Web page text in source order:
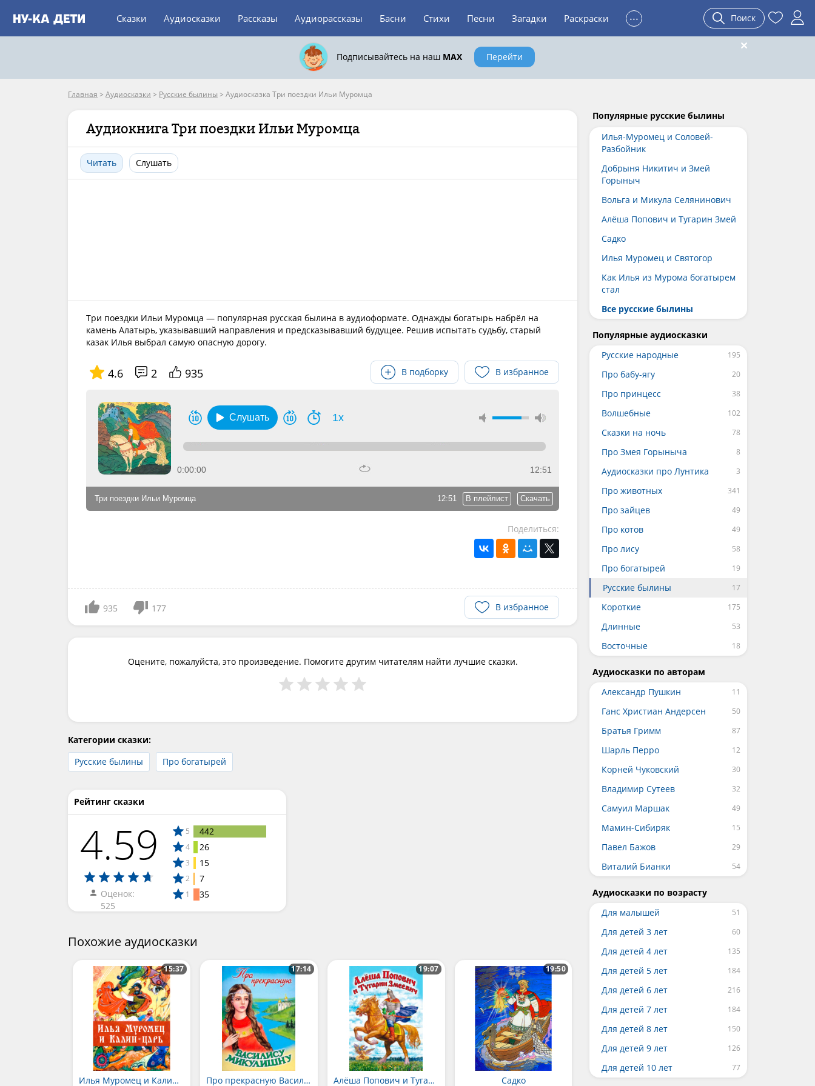
Сказки Аудиосказки Рассказы Аудиорассказы Басни Стихи Песни Загадки Раскраски ... Поиск
Подписывайтесь на наш MAX Перейти
Главная > Аудиосказки > Русские былины > Аудиосказка Три поездки Ильи Муромца
Аудиокнига Три поездки Ильи Муромца
Читать Слушать
Три поездки Ильи Муромца — популярная русская былина в аудиоформате. Однажды богатырь набрёл на
камень Алатырь, указывавший направления и предсказывавший будущее. Решив испытать судьбу, старый
казак Илья выбрал самую опасную дорогу.
4.6 2 935 В подборку В избранное
Слушать 1x
0:00:00 12:51
12:51 В плейлист Скачать
Три поездки Ильи Муромца
Поделиться:
935 177 В избранное
Оцените, пожалуйста, это произведение. Помогите другим читателям найти лучшие сказки.
Категории сказки:
Русские былины
Про богатырей
Рейтинг сказки
4.59
Оценок:
525
5 442
4 26
3 15
2 7
1 35
Похожие аудиосказки
Илья Муромец и Калин-царь
15:37
Про прекрасную Василису Микулишну
17:14
Алёша Попович и Тугарин Змей
19:07
Садко
19:50
Популярные русские былины
Илья-Муромец и Соловей-
Разбойник
Добрыня Никитич и Змей
Горыныч
Вольга и Микула Селянинович
Алёша Попович и Тугарин Змей
Садко
Илья Муромец и Святогор
Как Илья из Мурома богатырем
стал
Все русские былины
Популярные аудиосказки
Русские народные
Про бабу-ягу
Про принцесс
Волшебные
Сказки на ночь
Про Змея Горыныча
Аудиосказки про Лунтика
Про животных
Про зайцев
Про котов
Про лису
Про богатырей
Русские былины
Короткие
Длинные
Восточные
Аудиосказки по авторам
Александр Пушкин
Ганс Христиан Андерсен
Братья Гримм
Шарль Перро
Корней Чуковский
Владимир Сутеев
Самуил Маршак
Мамин-Сибиряк
Павел Бажов
Виталий Бианки
Аудиосказки по возрасту
Для малышей
Для детей 3 лет
Для детей 4 лет
Для детей 5 лет
Для детей 6 лет
Для детей 7 лет
Для детей 8 лет
Для детей 9 лет
Для детей 10 лет